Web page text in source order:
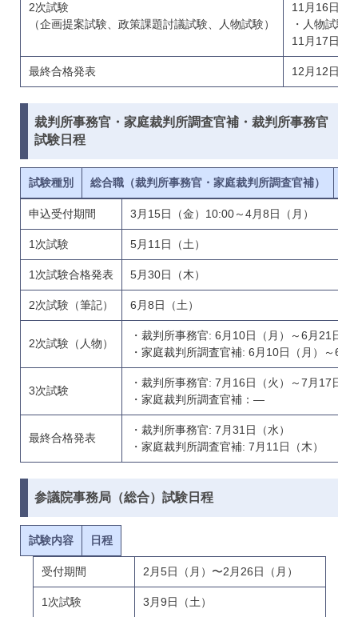
2次試験
（企画提案試験、政策課題討議試験、人物試験）
11月16日（
・人物試験
11月17日（
最終合格発表 12月12日（
裁判所事務官・家庭裁判所調査官補・裁判所事務官
試験日程
試験種別 総合職（裁判所事務官・家庭裁判所調査官補）
申込受付期間 3月15日（金）10:00～4月8日（月）
1次試験 5月11日（土）
1次試験合格発表 5月30日（木）
2次試験（筆記） 6月8日（土）
2次試験（人物）
・裁判所事務官: 6月10日（月）～6月21日（
・家庭裁判所調査官補: 6月10日（月）～6月
3次試験
・裁判所事務官: 7月16日（火）～7月17日（
・家庭裁判所調査官補：―
最終合格発表
・裁判所事務官: 7月31日（水）
・家庭裁判所調査官補: 7月11日（木）
参議院事務局（総合）試験日程
試験内容 日程
受付期間 2月5日（月）〜2月26日（月）
1次試験 3月9日（土）